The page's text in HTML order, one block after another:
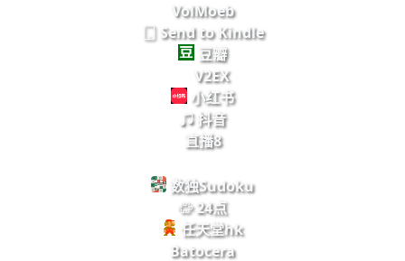
VolMoeb
Send to Kindle
豆瓣
V2EX
小红书
抖音
直播8
数独Sudoku
24点
任天堂hk
Batocera